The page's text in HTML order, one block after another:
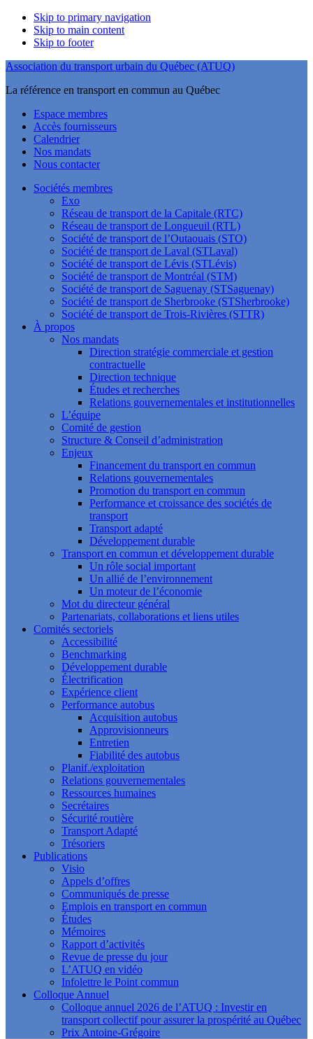
Skip to primary navigation
Skip to main content
Skip to footer
Association du transport urbain du Québec (ATUQ)
La référence en transport en commun au Québec
Espace membres
Accès fournisseurs
Calendrier
Nos mandats
Nous contacter
Sociétés membres
Exo
Réseau de transport de la Capitale (RTC)
Réseau de transport de Longueuil (RTL)
Société de transport de l’Outaouais (STO)
Société de transport de Laval (STLaval)
Société de transport de Lévis (STLévis)
Société de transport de Montréal (STM)
Société de transport de Saguenay (STSaguenay)
Société de transport de Sherbrooke (STSherbrooke)
Société de transport de Trois-Rivières (STTR)
À propos
Nos mandats
Direction stratégie commerciale et gestion
contractuelle
Direction technique
Études et recherches
Relations gouvernementales et institutionnelles
L’équipe
Comité de gestion
Structure & Conseil d’administration
Enjeux
Financement du transport en commun
Relations gouvernementales
Promotion du transport en commun
Performance et croissance des sociétés de
transport
Transport adapté
Développement durable
Transport en commun et développement durable
Un rôle social important
Un allié de l’environnement
Un moteur de l’économie
Mot du directeur général
Partenariats, collaborations et liens utiles
Comités sectoriels
Accessibilité
Benchmarking
Développement durable
Électrification
Expérience client
Performance autobus
Acquisition autobus
Approvisionneurs
Entretien
Fiabilité des autobus
Planif./exploitation
Relations gouvernementales
Ressources humaines
Secrétaires
Sécurité routière
Transport Adapté
Trésoriers
Publications
Visio
Appels d’offres
Communiqués de presse
Emplois en transport en commun
Études
Mémoires
Rapport d’activités
Revue de presse du jour
L’ATUQ en vidéo
Infolettre le Point commun
Colloque Annuel
Colloque annuel 2026 de l’ATUQ : Investir en
transport collectif pour assurer la prospérité au Québec
Prix Antoine-Grégoire